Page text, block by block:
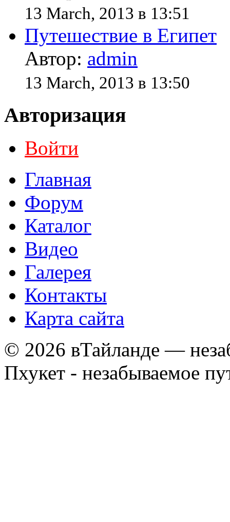
13 March, 2013 в 13:51
Путешествие в Египет
Автор: admin
13 March, 2013 в 13:50
Авторизация
Войти
Главная
Форум
Каталог
Видео
Галерея
Контакты
Карта сайта
© 2026 вТайланде —
Пхукет - незабываемое